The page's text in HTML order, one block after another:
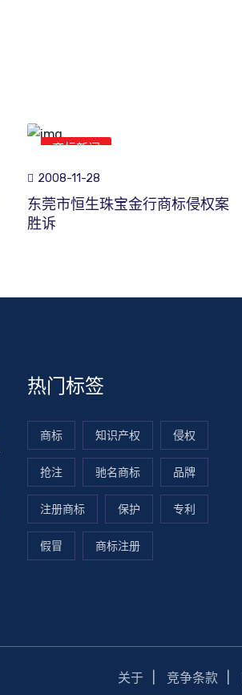
商标新闻
2008-11-28
东莞市恒生珠宝金行商标侵权案
胜诉
热门标签
商标 知识产权 侵权
抢注 驰名商标 品牌
注册商标 保护 专利
假冒 商标注册
关于 竞争条款